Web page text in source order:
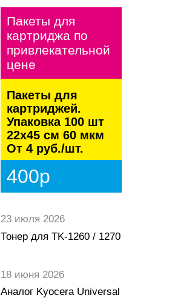
Пакеты для
картриджа по
привлекательной
цене
Пакеты для
картриджей.
Упаковка 100 шт
22х45 см 60 мкм
От 4 руб./шт.
400р
23 июля 2026
Тонер для TK-1260 / 1270
18 июня 2026
Аналог Kyocera Universal